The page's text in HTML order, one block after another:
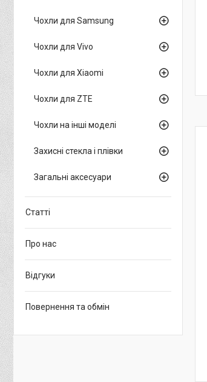
Чохли для Samsung
Чохли для Vivo
Чохли для Xiaomi
Чохли для ZTE
Чохли на інші моделі
Захисні стекла і плівки
Загальні аксесуари
Статті
Про нас
Відгуки
Повернення та обмін